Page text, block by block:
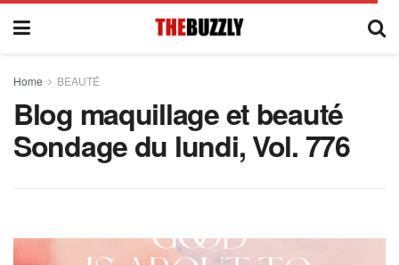
Home BEAUTÉ
Blog maquillage et beauté
Sondage du lundi, Vol. 776